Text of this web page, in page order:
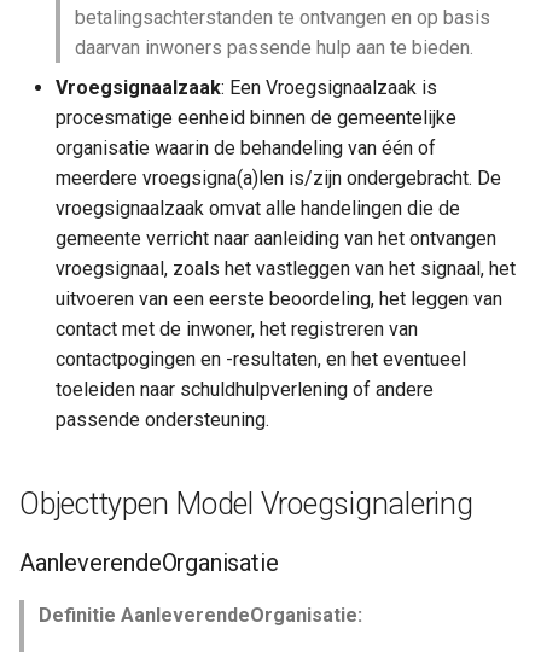
betalingsachterstanden te ontvangen en op basis
daarvan inwoners passende hulp aan te bieden.
Vroegsignaalzaak: Een Vroegsignaalzaak is
procesmatige eenheid binnen de gemeentelijke
organisatie waarin de behandeling van één of
meerdere vroegsigna(a)len is/zijn ondergebracht. De
vroegsignaalzaak omvat alle handelingen die de
gemeente verricht naar aanleiding van het ontvangen
vroegsignaal, zoals het vastleggen van het signaal, het
uitvoeren van een eerste beoordeling, het leggen van
contact met de inwoner, het registreren van
contactpogingen en -resultaten, en het eventueel
toeleiden naar schuldhulpverlening of andere
passende ondersteuning.
Objecttypen Model Vroegsignalering
AanleverendeOrganisatie
Definitie AanleverendeOrganisatie: